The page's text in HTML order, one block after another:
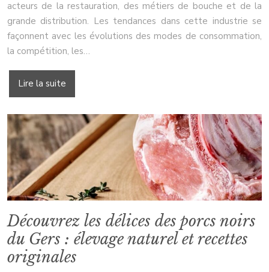
acteurs de la restauration, des métiers de bouche et de la
grande distribution. Les tendances dans cette industrie se
façonnent avec les évolutions des modes de consommation,
la compétition, les…
Lire la suite
Découvrez les délices des porcs noirs
du Gers : élevage naturel et recettes
originales